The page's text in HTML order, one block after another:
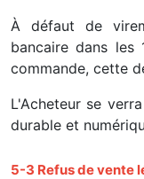
À défaut de
bancaire dans
commande, cette
L'Acheteur se
durable et
5-3 Refus de vente